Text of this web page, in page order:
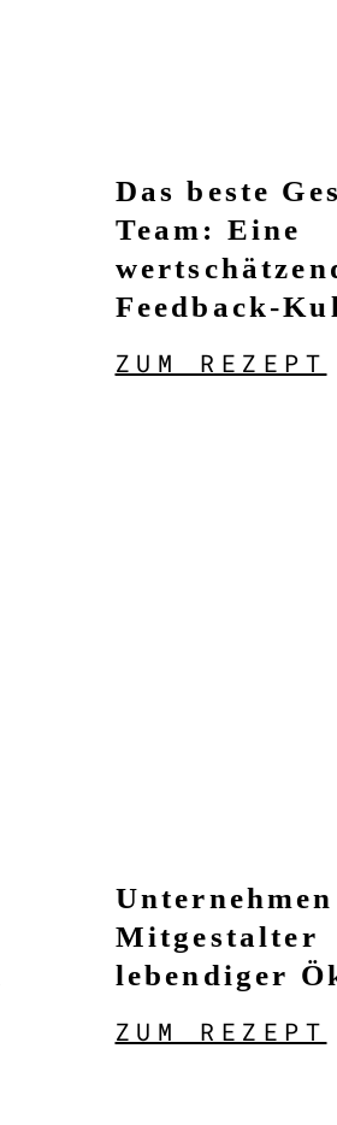
Das beste
Team: Eine
Feedback-
ZUM REZEPT
Mitgestalter
lebendiger
ZUM REZEPT